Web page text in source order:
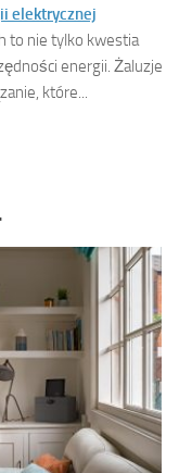
elektrycznej
to nie tylko kwestia
energii. Żaluzje
które...